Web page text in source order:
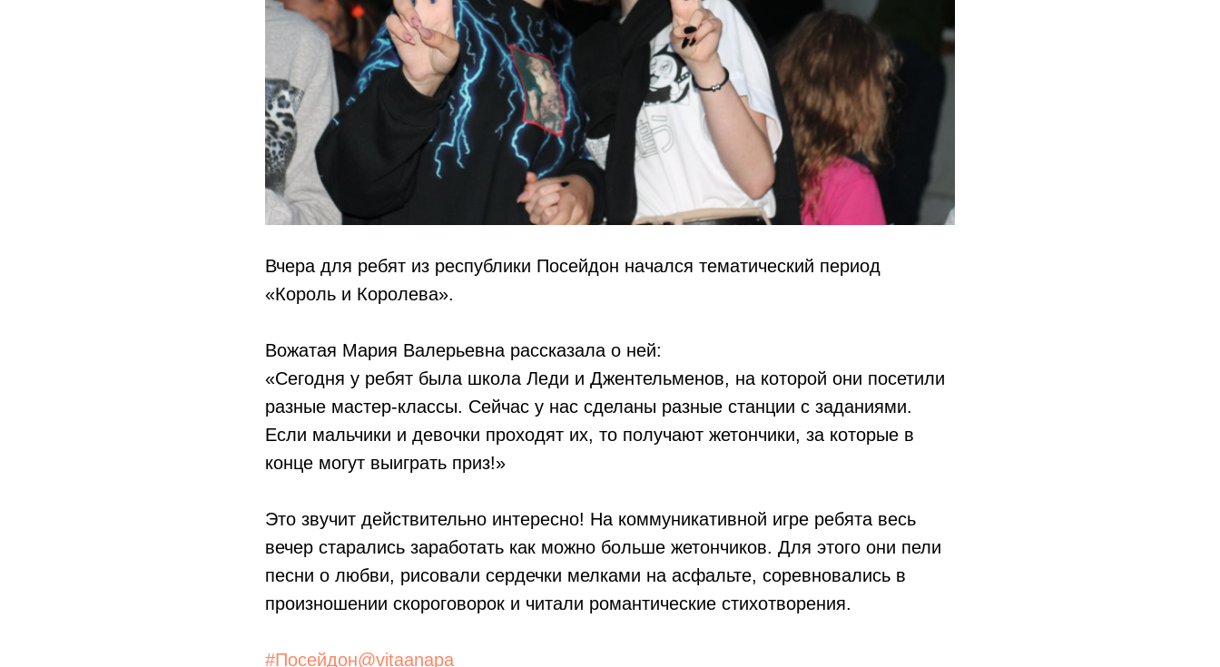
Вчера для ребят из республики Посейдон начался тематический период
«Король и Королева».
Вожатая Мария Валерьевна рассказала о ней:
«Сегодня у ребят была школа Леди и Джентельменов, на которой они посетили
разные мастер-классы. Сейчас у нас сделаны разные станции с заданиями.
Если мальчики и девочки проходят их, то получают жетончики, за которые в
конце могут выиграть приз!»
Это звучит действительно интересно! На коммуникативной игре ребята весь
вечер старались заработать как можно больше жетончиков. Для этого они пели
песни о любви, рисовали сердечки мелками на асфальте, соревновались в
произношении скороговорок и читали романтические стихотворения.
#Посейдон@vitaanapa